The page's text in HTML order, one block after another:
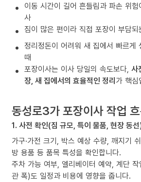
이동 시간이 길어 흔들림과 파손 위
사
짐이 많은 편이라 직접 포장이 부담되
정리정돈이 어려워 새 집에서 빠르게
때
포장이사는 이사 당일의 속도보다, 사
장, 새 집에서의 효율적인 정리가 핵심
동성로3가 포장이사 작업
1. 사전 확인(짐 규모, 특이 물품, 현장 동
가구·가전 크기, 박스 예상 수량, 깨지기
방 용품 등 품목 특성을 확인합니다.
주차 가능 여부, 엘리베이터 예약, 계단
관 폭)도 일정과 비용에 영향을 줍니다.